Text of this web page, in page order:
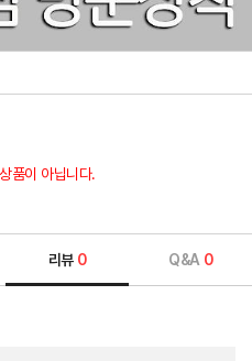
품이 아닙니다.
리뷰 0 Q&A 0